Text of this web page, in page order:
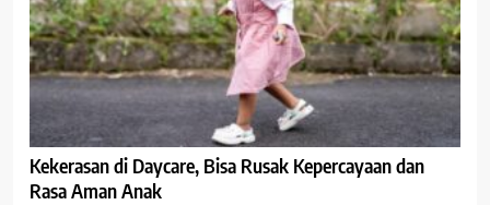
Kekerasan di Daycare, Bisa Rusak Kepercayaan dan
Rasa Aman Anak